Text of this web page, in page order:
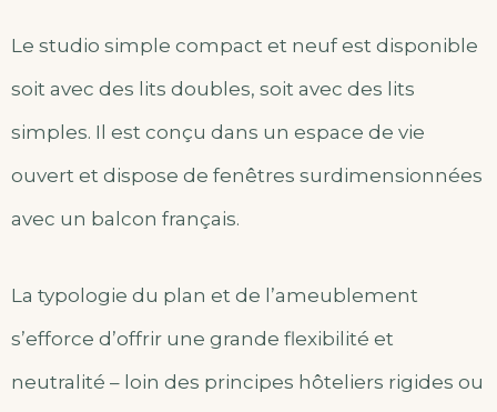
Le studio simple compact et neuf est disponible
soit avec des lits doubles, soit avec des lits
simples. Il est conçu dans un espace de vie
ouvert et dispose de fenêtres surdimensionnées
avec un balcon français.
La typologie du plan et de l’ameublement
s’efforce d’offrir une grande flexibilité et
neutralité – loin des principes hôteliers rigides ou